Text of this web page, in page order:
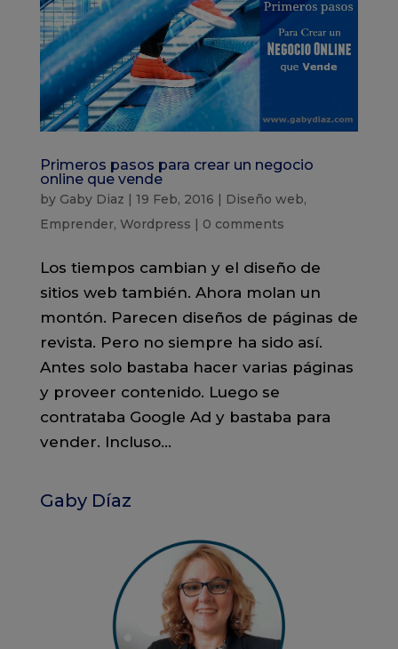
Primeros pasos para crear un negocio
online que vende
by Gaby Diaz | 19 Feb, 2016 | Diseño web,
Emprender, Wordpress | 0 comments
Los tiempos cambian y el diseño de
sitios web también. Ahora molan un
montón. Parecen diseños de páginas de
revista. Pero no siempre ha sido así.
Antes solo bastaba hacer varias páginas
y proveer contenido. Luego se
contrataba Google Ad y bastaba para
vender. Incluso...
Gaby Díaz